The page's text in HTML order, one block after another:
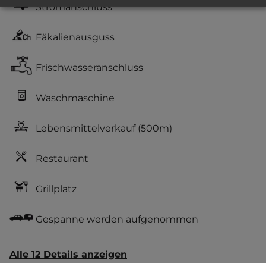
Stromanschluss
Fäkalienausguss
Frischwasseranschluss
Waschmaschine
Lebensmittelverkauf(500m)
Restaurant
Grillplatz
Gespanne werden aufgenommen
Alle 12 Details anzeigen